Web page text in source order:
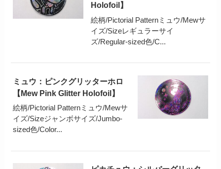
Holofoil】
絵柄/Pictorial Patternミュウ/Mewサ
イズ/Sizeレギュラーサイ
ズ/Regular-sized色/C...
ミュウ：ピンクグリッターホロ
【Mew Pink Glitter Holofoil】
絵柄/Pictorial Patternミュウ/Mewサ
イズ/Sizeジャンボサイズ/Jumbo-
sized色/Color...